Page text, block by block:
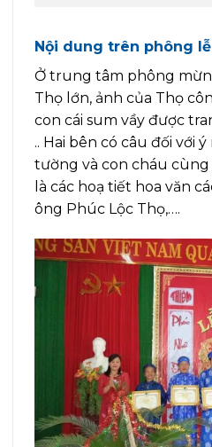
Nội dung trên phông
Ở trung tâm phông
Thọ lớn, ảnh của Thọ
con cái sum vầy được
.. Hai bên có câu đối với
tường và con cháu
là các hoạ tiết hoa văn
ông Phúc Lộc Thọ,….